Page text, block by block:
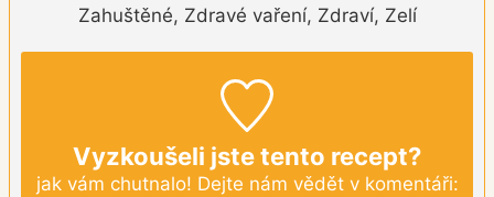
Zahuštěné, Zdravé vaření, Zdraví, Zelí
Vyzkoušeli jste tento recept?
jak vám chutnalo! Dejte nám vědět v komentáři: